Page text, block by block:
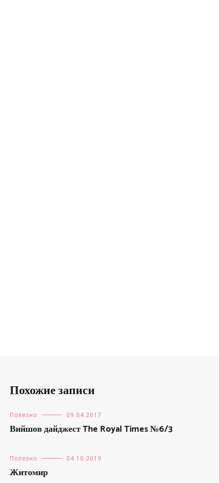
Похожие записи
Полезно 09.04.2017
Вийшов дайджест The Royal Times №6/3
Полезно 04.10.2019
Житомир